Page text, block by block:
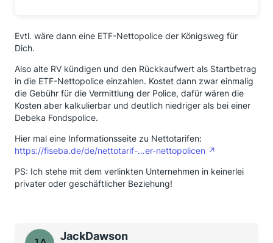
Evtl. wäre dann eine ETF-Nettopolice der Königsweg für
Dich.
Also alte RV kündigen und den Rückkaufwert als Startbetrag
in die ETF-Nettopolice einzahlen. Kostet dann zwar einmalig
die Gebühr für die Vermittlung der Police, dafür wären die
Kosten aber kalkulierbar und deutlich niedriger als bei einer
Debeka Fondspolice.
Hier mal eine Informationsseite zu Nettotarifen:
https://fiseba.de/de/nettotarif-…er-nettopolicen
PS: Ich stehe mit dem verlinkten Unternehmen in keinerlei
privater oder geschäftlicher Beziehung!
JackDawson